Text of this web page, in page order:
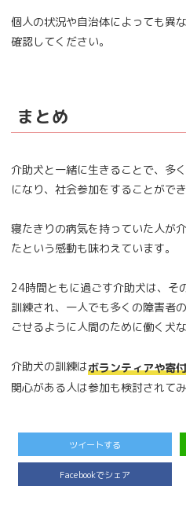
個人の状況や自治体によっても異
確認してください。
まとめ
介助犬と一緒に生きることで、多
になり、社会参加をすることができ
寝たきりの病気を持っていた人が
たという感動も味わえています。
24時間ともに過ごす介助犬は、そ
訓練され、一人でも多くの障害者
ごせるように人間のために働く犬な
介助犬の訓練はボランティアや寄
関心がある人は参加も検討されてみ
ツイートする
Facebookでシェア